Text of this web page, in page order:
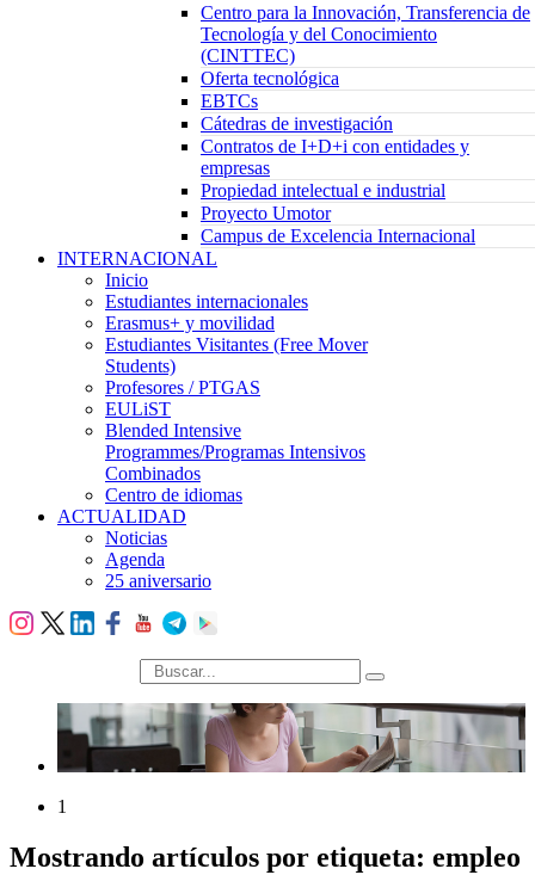
Centro para la Innovación, Transferencia de
Tecnología y del Conocimiento
(CINTTEC)
Oferta tecnológica
EBTCs
Cátedras de investigación
Contratos de I+D+i con entidades y
empresas
Propiedad intelectual e industrial
Proyecto Umotor
Campus de Excelencia Internacional
INTERNACIONAL
Inicio
Estudiantes internacionales
Erasmus+ y movilidad
Estudiantes Visitantes (Free Mover
Students)
Profesores / PTGAS
EULiST
Blended Intensive
Programmes/Programas Intensivos
Combinados
Centro de idiomas
ACTUALIDAD
Noticias
Agenda
25 aniversario
búsqueda
1
Mostrando artículos por etiqueta: empleo